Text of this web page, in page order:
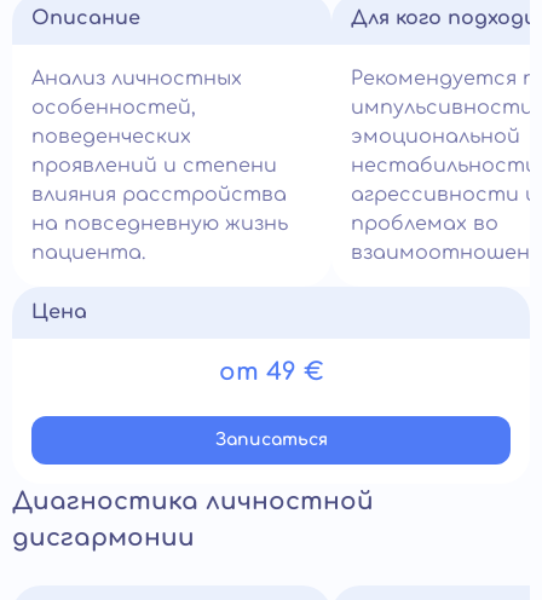
Описание
Анализ личностных
особенностей,
поведенческих
проявлений и степени
влияния расстройства
на повседневную жизнь
пациента.
Для кого
Рекомендуется
импульсивности,
эмоциональной
нестабильности,
агрессивности и
проблемах во
Цена
от 49 €
Записатьcя
Диагностика личностной
дисгармонии